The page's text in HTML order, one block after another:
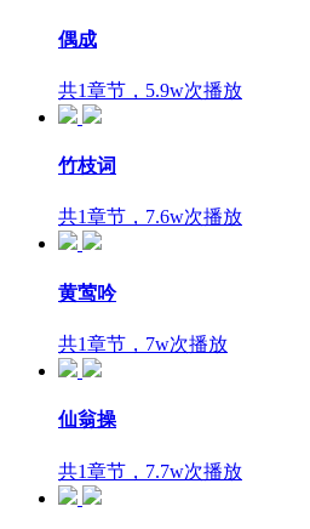
偶成
共1章节，5.9w次播放
竹枝词
共1章节，7.6w次播放
黄莺吟
共1章节，7w次播放
仙翁操
共1章节，7.7w次播放